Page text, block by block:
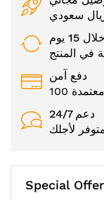
يوم
في المنتج
دفع آمن
24/7 دعم
لأجلك
Special